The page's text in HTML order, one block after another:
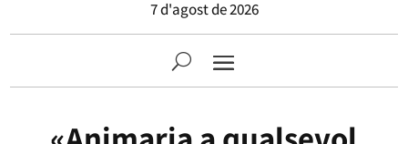
7 d'agost de 2026